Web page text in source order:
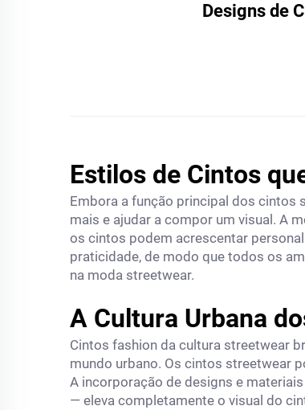
Designs de
Estilos de Cintos
Embora a função principal dos cintos
mais e ajudar a compor um visual. A
os cintos podem acrescentar
praticidade, de modo que todos os
na moda streetwear.
A Cultura Urbana
Cintos fashion da cultura streetwear
mundo urbano. Os cintos streetwear
A incorporação de designs e
— eleva completamente o visual do